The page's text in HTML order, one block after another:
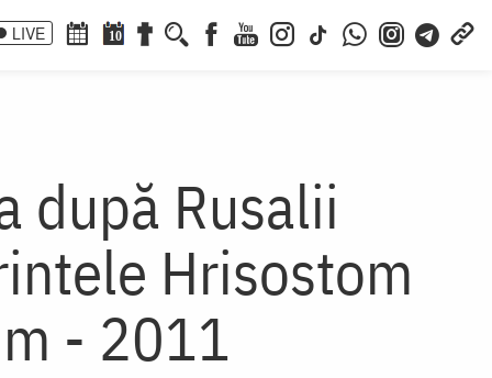
LIVE 10
după Rusalii
Hrisostom
- 2011